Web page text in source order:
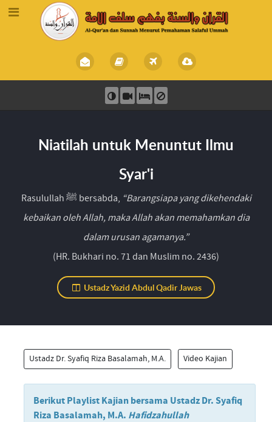
Niatilah untuk Menuntut Ilmu
Syar'i
Rasulullah ﷺ bersabda, “Barangsiapa yang dikehendaki
kebaikan oleh Allah, maka Allah akan memahamkan dia
dalam urusan agamanya.”
(HR. Bukhari no. 71 dan Muslim no. 2436)
Ustadz Yazid Abdul Qadir Jawas
Ustadz Dr. Syafiq Riza Basalamah, M.A. Video Kajian
Berikut Playlist Kajian bersama Ustadz Dr. Syafiq
Riza Basalamah, M.A. Hafidzahullah